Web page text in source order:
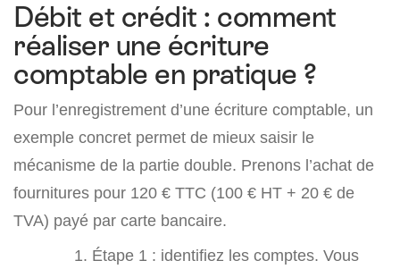
Débit et crédit : comment
réaliser une écriture
comptable en pratique ?
Pour l’enregistrement d’une écriture comptable, un
exemple concret permet de mieux saisir le
mécanisme de la partie double. Prenons l’achat de
fournitures pour 120 € TTC (100 € HT + 20 € de
TVA) payé par carte bancaire.
Étape 1 : identifiez les comptes. Vous